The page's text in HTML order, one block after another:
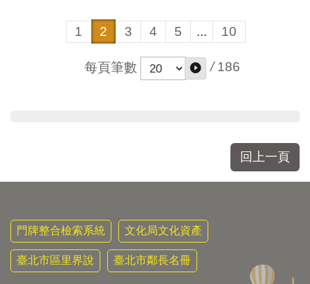
1 2 3 4 5 ... 10
每頁筆數 / 186
回上一頁
門牌整合檢索系統 文化局文化資產
臺北市區里界說 臺北市鄰長名冊